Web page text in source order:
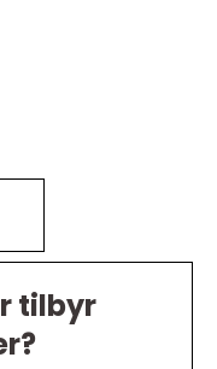
tilbyr